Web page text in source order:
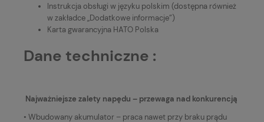
Instrukcja obsługi w języku polskim (dostępna również
w zakładce „Dodatkowe informacje”)
Karta gwarancyjna HATO Polska
Dane techniczne :
Najważniejsze zalety napędu – przewaga nad konkurencją
• Wbudowany akumulator – praca nawet przy braku prądu